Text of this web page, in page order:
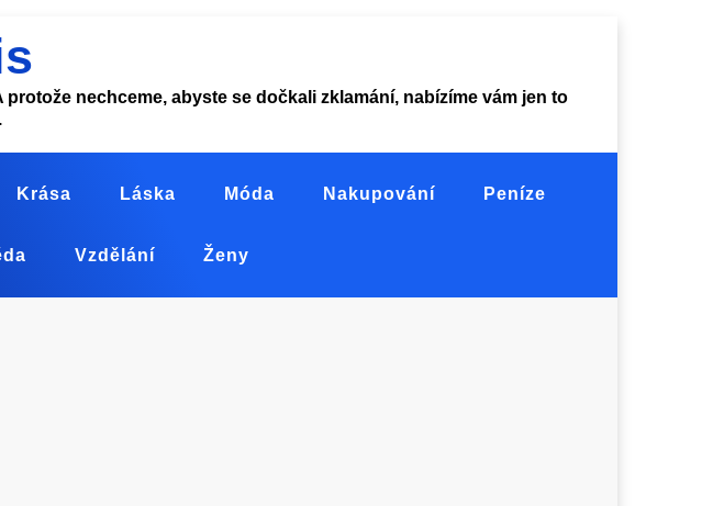
nechceme, abyste se dočkali zklamání, nabízíme vám jen to
Krása Láska Móda Nakupování Peníze
Vzdělání Ženy